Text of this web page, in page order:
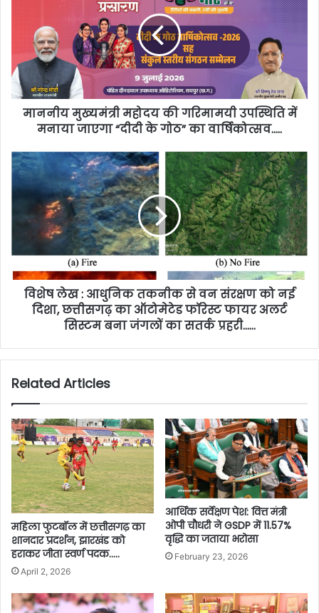
माननीय मुख्यमंत्री महोदय की गरिमामयी उपस्थिति में
मनाया जाएगा “दीदी के गोठ” का वार्षिकोत्सव…..
विशेष लेख : आधुनिक तकनीक से वन संरक्षण को नई
दिशा, छत्तीसगढ़ का ऑटोमेटेड फॉरेस्ट फायर अलर्ट
सिस्टम बना जंगलों का सतर्क प्रहरी……
Related Articles
महिला फुटबॉल में छत्तीसगढ़ का
शानदार प्रदर्शन, झारखंड को
हराकर जीता स्वर्ण पदक…..
April 2, 2026
आर्थिक सर्वेक्षण पेश: वित्त मंत्री
ओपी चौधरी ने GSDP में 11.57%
वृद्धि का जताया भरोसा
February 23, 2026